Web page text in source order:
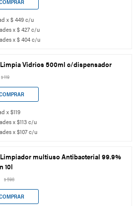
x $ 449 c/u
x $ 427 c/u
x $ 404 c/u
Vidrios 500ml c/dispensador
$119
x $119
x $113 c/u
x $107 c/u
multiuso Antibacterial 99.9%
10l
$598